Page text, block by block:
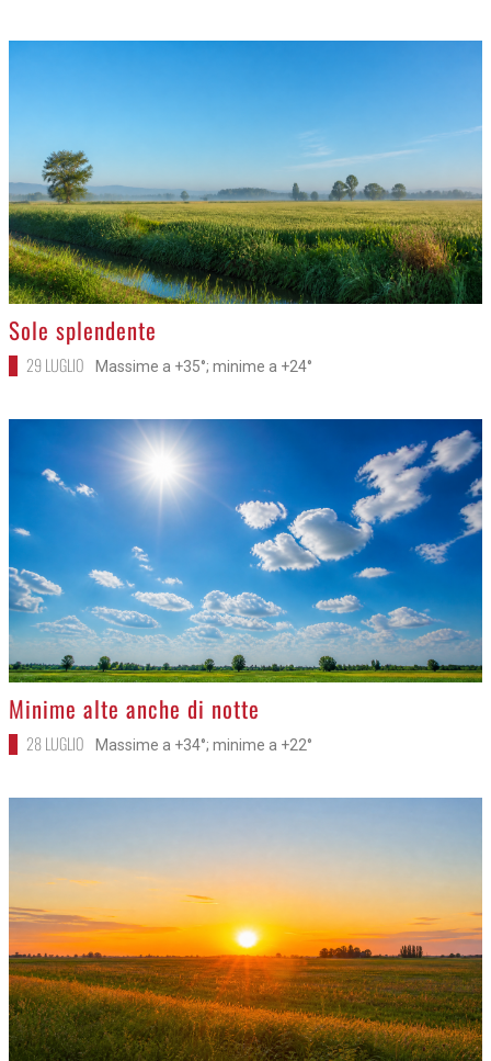
>
Sole splendente
29 LUGLIO Massime a +35°; minime a +24°
>Minime alte anche di notte
28 LUGLIO Massime a +34°; minime a +22°